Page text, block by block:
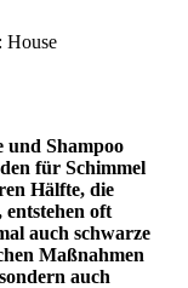
House
und Shampoo
für Schimmel
Hälfte, die
oft
auch schwarze
Maßnahmen
auch